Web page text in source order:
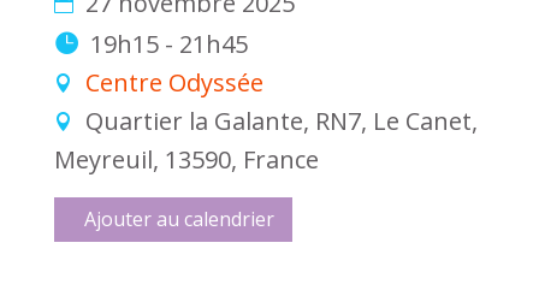
19h15 - 21h45
Centre Odyssée
Quartier la Galante, RN7, Le Canet,
Meyreuil, 13590, France
Ajouter au calendrier